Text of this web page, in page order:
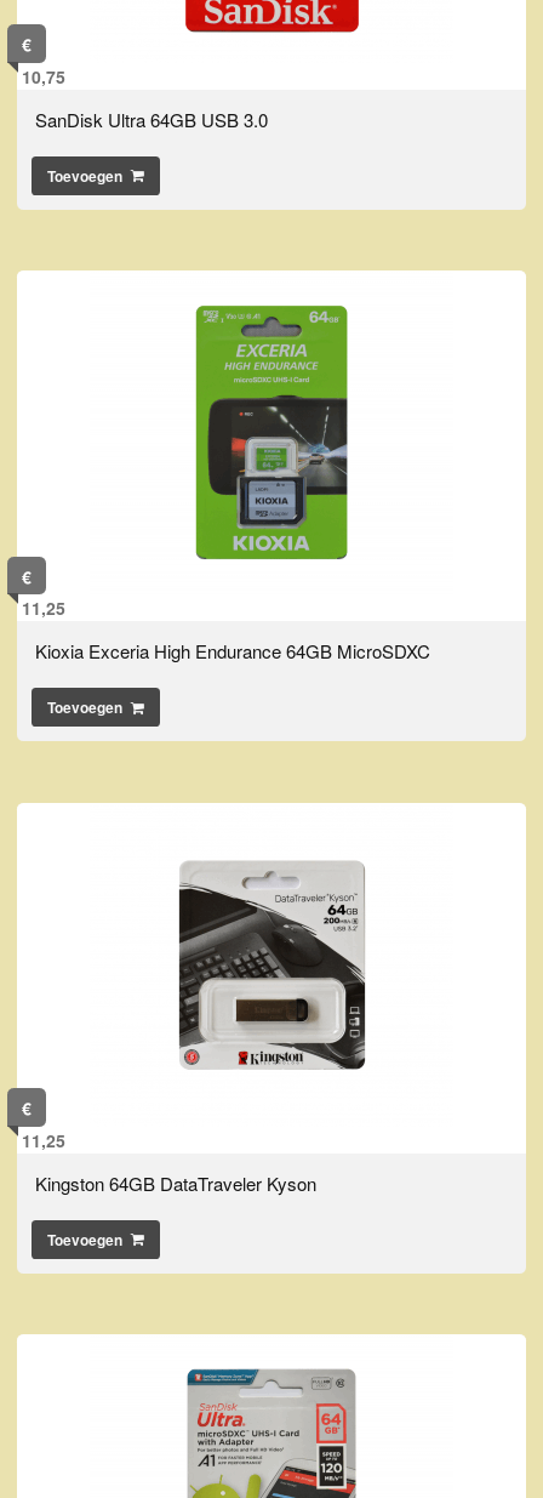
€
10,75
SanDisk Ultra 64GB USB 3.0
Toevoegen
€
11,25
Kioxia Exceria High Endurance 64GB MicroSDXC
Toevoegen
€
11,25
Kingston 64GB DataTraveler Kyson
Toevoegen